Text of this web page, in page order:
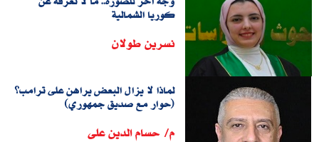
كوريا الشمالية
نسرين طولان
لماذا لا يزال البعض يراهن على ترامب؟
(حوار مع صديق جمهوري)
م/ حسام الدين على